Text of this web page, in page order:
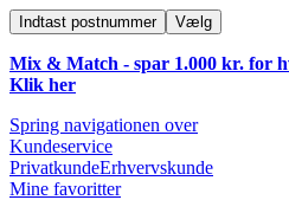
Indtast postnummer Vælg
Mix & Match - spar 1.000 kr. for
Klik her
Spring navigationen over
Kundeservice
PrivatkundeErhvervskunde
Mine favoritter